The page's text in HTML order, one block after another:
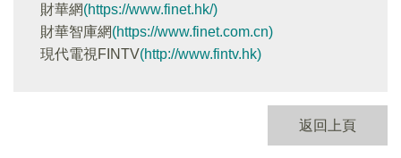
財華網(https://www.finet.hk/)
財華智庫網(https://www.finet.com.cn)
現代電視FINTV(http://www.fintv.hk)
返回上頁